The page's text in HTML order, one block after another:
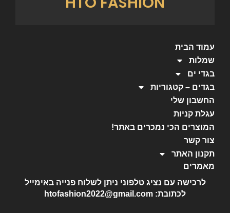
עמוד הבית
שמלות
בגדי ים
בגדים – קטגוריות
החשבון שלי
עגלת קניות
המוצרים הכי נמכרים באתר!
צור קשר
תקנון האתר
מאמרים
לרכישה עם נציג טלפוני ניתן לשלוח פנייה באימייל
לכתובת: htofashion2022@gmail.com